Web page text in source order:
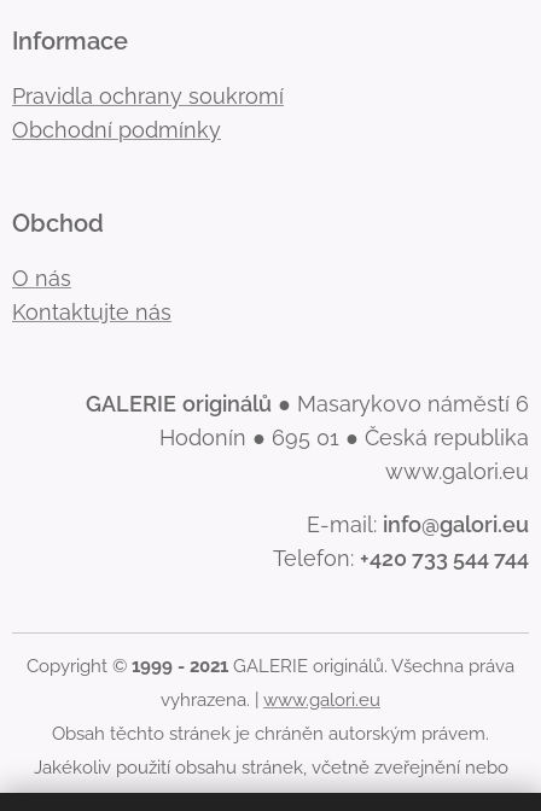
Informace
Pravidla ochrany soukromí
Obchodní podmínky
Obchod
O nás
Kontaktujte nás
GALERIE originálů ● Masarykovo náměstí 6
Hodonín ● 695 01 ● Česká republika
www.galori.eu
E-mail: info@galori.eu
Telefon: +420 733 544 744
Copyright © 1999 - 2021 GALERIE originálů. Všechna práva
vyhrazena. | www.galori.eu
Obsah těchto stránek je chráněn autorským právem.
Jakékoliv použití obsahu stránek, včetně zveřejnění nebo